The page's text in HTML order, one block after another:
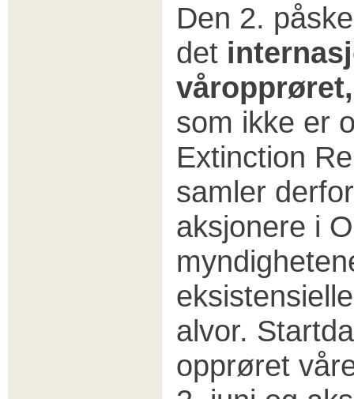
Den 2.
det
som ikke er
Extinction
samler
aksjonere i
alvor.
opprøret